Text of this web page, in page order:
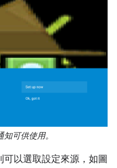
可供使用。
以選取設定來源，如圖